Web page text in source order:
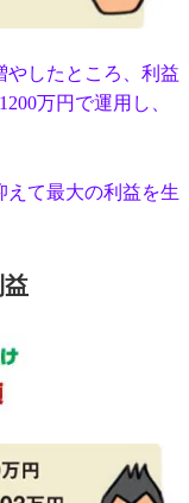
したところ、利益
万円で運用し、
えて最大の利益を生
益